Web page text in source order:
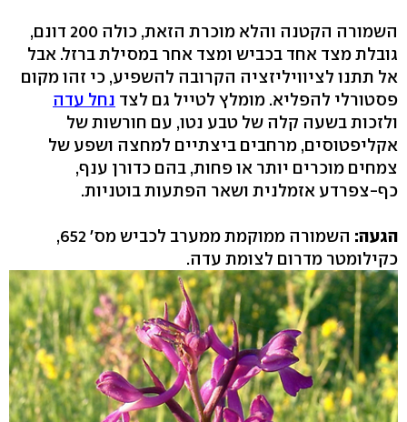
השמורה הקטנה והלא מוכרת הזאת, כולה 200 דונם,
גובלת מצד אחד בכביש ומצד אחר במסילת ברזל. אבל
אל תתנו לציוויליזציה הקרובה להשפיע, כי זהו מקום
פסטורלי להפליא. מומלץ לטייל גם לצד נחל עדה
ולזכות בשעה קלה של טבע נטו, עם חורשות של
אקליפטוסים, מרחבים ביצתיים למחצה ושפע של
צמחים מוכרים יותר או פחות, בהם כדורן ענף,
כף-צפרדע אזמלנית ושאר הפתעות בוטניות.
הגעה:
כקילומטר מדרום לצומת עדה.